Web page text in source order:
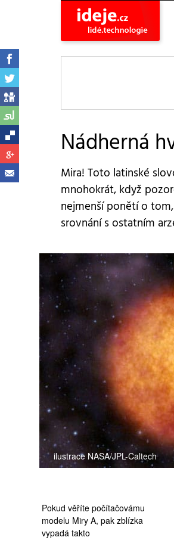
Nádherná
Mira! Toto latinské
mnohokrát, když
nejmenší ponětí o
srovnání s ostatním
ilustrace NASA/JPL-Caltech
Pokud věříte počítačovámu
modelu Miry A, pak zblízka
vypadá takto